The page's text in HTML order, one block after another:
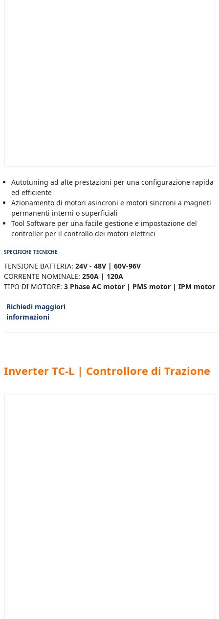
Autotuning ad alte prestazioni per una configurazione rapida
ed efficiente
Azionamento di motori asincroni e motori sincroni a magneti
permanenti interni o superficiali
Tool Software per una facile gestione e impostazione del
controller per il controllo dei motori elettrici
SPECIFICHE TECNICHE
TENSIONE BATTERIA: 24V - 48V | 60V-96V
CORRENTE NOMINALE: 250A | 120A
TIPO DI MOTORE: 3 Phase AC motor | PMS motor | IPM motor
Richiedi maggiori
informazioni
Inverter TC-L | Controllore di Trazione